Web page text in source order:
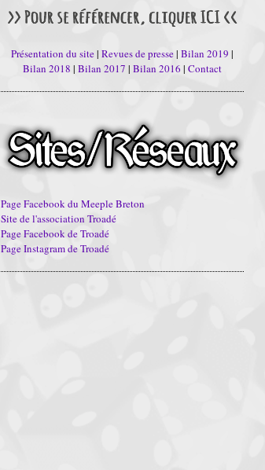
Présentation du site|Revues de presse|Bilan 2019 |
Bilan 2018 |Bilan 2017 |Bilan 2016 |Contact
Page Facebook du Meeple Breton
Site de l'association Troadé
Page Facebook de Troadé
Page Instagram de Troadé